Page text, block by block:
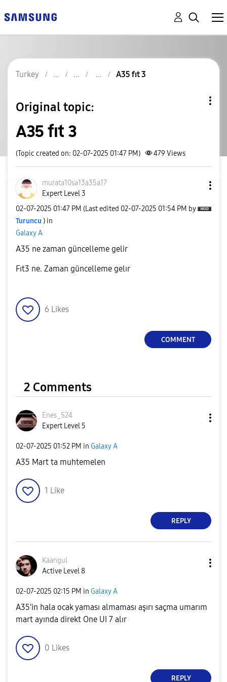
Turkey A35 fıt 3
Original topic:
A35 fıt 3
(Topic created on: 02-07-2025 01:47 PM) 479 Views
murata10sa13a35a17
Expert Level 3
‎02-07-2025 01:47 PM (Last edited ‎02-07-2025 01:54 PM by
Turuncu ) in
Galaxy A
A35 ne zaman güncelleme gelir
Fıt3 ne. Zaman güncelleme gelır
6 Likes
COMMENT
2 Comments
Enes_S24
Expert Level 5
‎02-07-2025 01:52 PM in Galaxy A
A35 Mart ta muhtemelen
1 Like
REPLY
Kaangul
Active Level 8
‎02-07-2025 02:15 PM in Galaxy A
A35'in hala ocak yaması almaması aşırı saçma umarım
mart ayında direkt One UI 7 alır
0 Likes
REPLY